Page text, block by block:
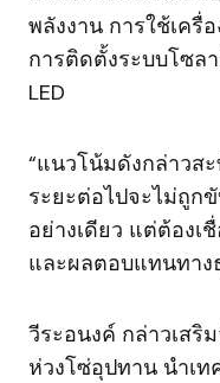
พลังงาน การใช้เครื่
การติดตั้งระบบโซล
LED
“แนวโน้มดังกล่าวส
ระยะต่อไปจะไม่ถูก
อย่างเดียว แต่ต้อง
และผลตอบแทนทาง
วีระอนงค์ กล่าวเสริ
ห่วงโซ่อุปทาน นำเ